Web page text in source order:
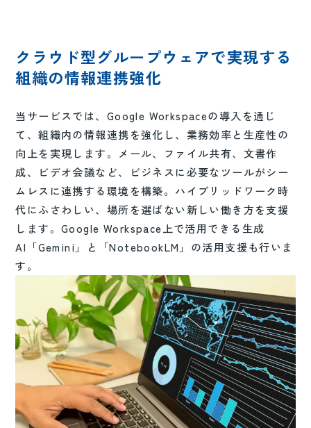
クラウド型グループウェアで実現する
組織の情報連携強化
当サービスでは、Google Workspaceの導入を通じ
て、組織内の情報連携を強化し、業務効率と生産性の
向上を実現します。メール、ファイル共有、文書作
成、ビデオ会議など、ビジネスに必要なツールがシー
ムレスに連携する環境を構築。ハイブリッドワーク時
代にふさわしい、場所を選ばない新しい働き方を支援
します。Google Workspace上で活用できる生成
AI「Gemini」と「NotebookLM」の活用支援も行いま
す。